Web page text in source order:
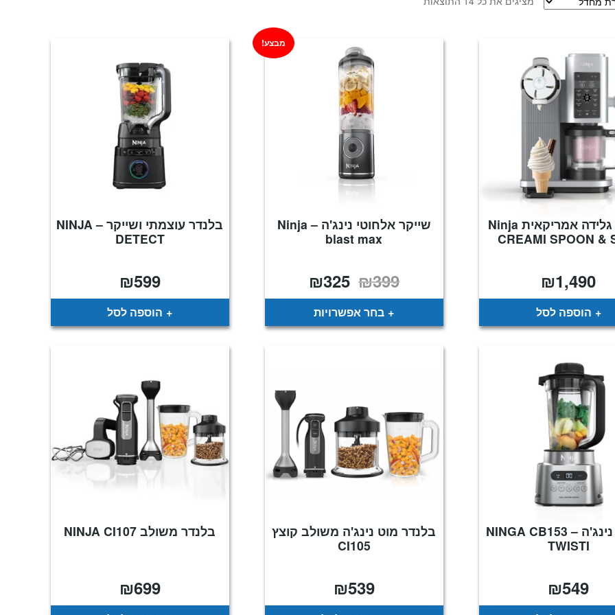
מכונת גלידה אמריקאית Ninja
CREAMI SPOON &
₪1,490
הוספה לסל
שייקר אלחוטי נינג'ה – Ninja
blast max
מבצע!
₪399 המחיר
המקורי
היה:
₪325
הוא:
בחר אפשרויות
בלנדר עוצמתי ושייקר – NINJA
DETECT
₪599
הוספה לסל
בלנדר נינג'ה NINGA CB153 –
TWISTI
₪549
בלנדר מוט נינג'ה משולב קוצץ
CI105
₪539
בלנדר משולב NINJA CI107
₪699